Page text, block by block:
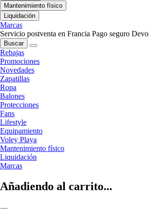
Mantenimiento físico
Liquidación
Marcas
Servicio postventa en Francia Pago seguro
Buscar
Rebajas
Promociones
Novedades
Zapatillas
Ropa
Balones
Protecciones
Fans
Lifestyle
Equipamiento
Voley Playa
Mantenimiento físico
Liquidación
Marcas
Añadiendo al carrito...